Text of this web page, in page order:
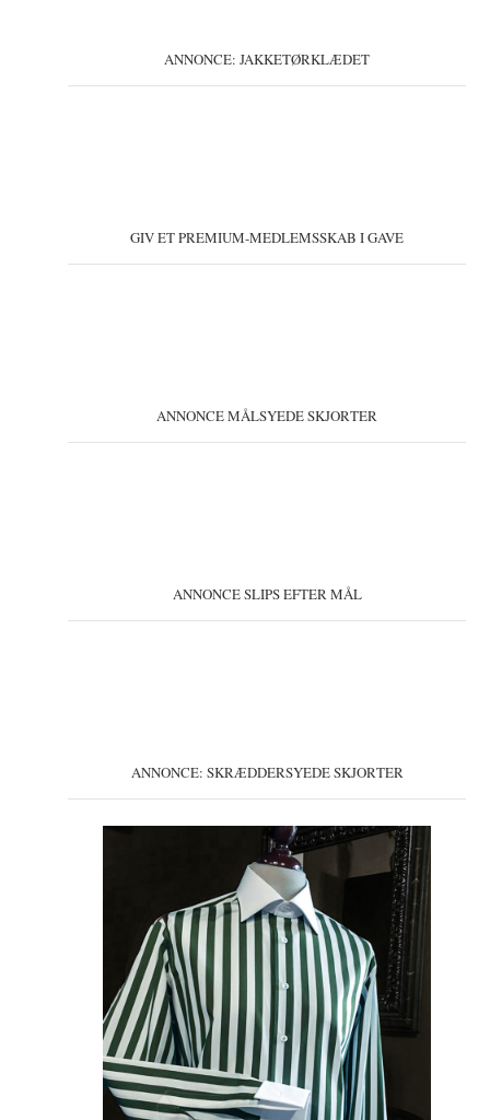
ANNONCE: JAKKETØRKLÆDET
GIV ET PREMIUM-MEDLEMSSKAB I GAVE
ANNONCE MÅLSYEDE SKJORTER
ANNONCE SLIPS EFTER MÅL
ANNONCE: SKRÆDDERSYEDE SKJORTER